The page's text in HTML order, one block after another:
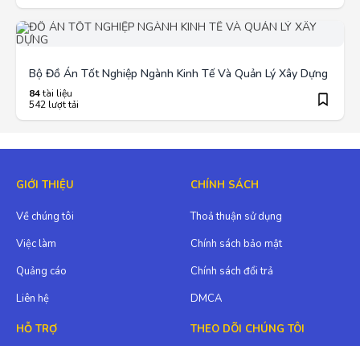
Bộ Đồ Án Tốt Nghiệp Ngành Kinh Tế Và Quản Lý Xây Dựng
84tài liệu
542 lượt tải
GIỚI THIỆU
Về chúng tôi
Việc làm
Quảng cáo
Liên hệ
CHÍNH SÁCH
Thoả thuận sử dụng
Chính sách bảo mật
Chính sách đổi trả
DMCA
HỖ TRỢ THEO DÕI CHÚNG TÔI